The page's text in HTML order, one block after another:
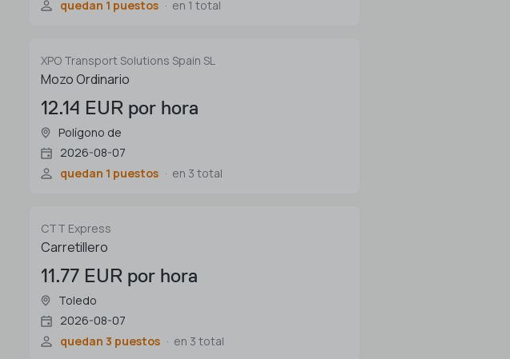
quedan 1 puestos
en 1 total
XPO Transport Solutions Spain SL
Mozo Ordinario
12.14 EUR por hora
Polígono de
2026-08-07
quedan 1 puestos
en 3 total
CTT Express
Carretillero
11.77 EUR por hora
Toledo
2026-08-07
quedan 3 puestos
en 3 total